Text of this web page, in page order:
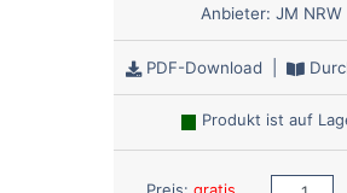
Anbieter: JM NRW
PDF-Download
Produkt ist auf
Anzahl: